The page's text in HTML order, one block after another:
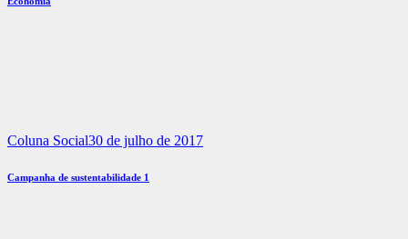
Coluna Social30 de julho de 2017
Campanha de sustentabilidade 1